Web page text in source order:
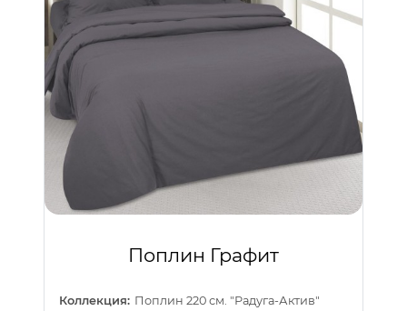
Поплин Графит
Коллекция: Поплин 220 см. "Радуга-Актив"